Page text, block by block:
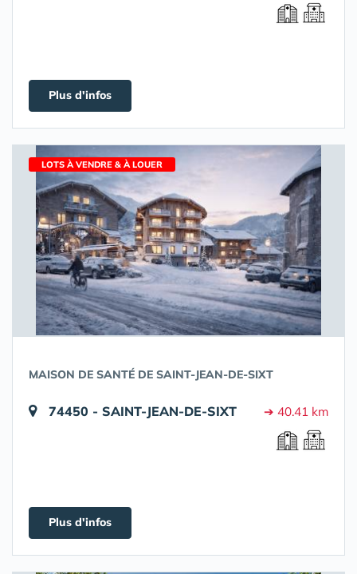
Plus d'infos
LOTS À VENDRE & À LOUER
MAISON DE SANTÉ DE SAINT-JEAN-DE-SIXT
74450 - SAINT-JEAN-DE-SIXT ➔ 40.41 km
Plus d'infos